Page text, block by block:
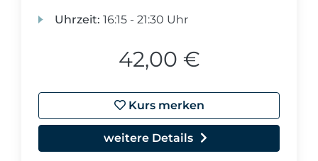
Uhrzeit: 16:15 - 21:30 Uhr
42,00 €
Kurs merken
weitere Details